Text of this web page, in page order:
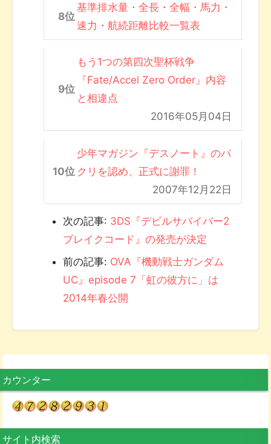
基準排水量・全長・全幅・馬力・
速力・航続距離比較一覧表
もう1つの第四次聖杯戦争
『Fate/Accel Zero Order』内容
と相違点
2016年05月04日
少年マガジン『デスノート』のパ
クリを認め、正式に謝罪！
2007年12月22日
次の記事: 3DS『デビルサバイバー2
ブレイクコード』の発売が決定
前の記事: OVA『機動戦士ガンダム
UC』episode 7「虹の彼方に」は
2014年春公開
カウンター
サイト内検索